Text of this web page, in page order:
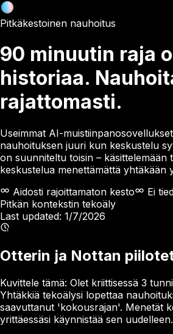
Pitkäkestoinen nauhoitus
90 minuutin raja
historiaa.
rajattomasti.
Useimmat AI-
nauhoituksen juuri kun keskustelu
on suunniteltu toisin – käsittelemään
keskustelua menettämättä yhtäkään
Aidosti rajoittamaton kesto
Ei
Pitkän kontekstin tekoäly
Last updated: 1/7/2026
Otterin ja Nottan
Kuvittele tämä: Olet kriittisessä 3
Yhtäkkiä tekoälysi lopettaa
saavuttanut 'kokousrajan'. Menetät
yrittäessäsi käynnistää sen uudelleen.